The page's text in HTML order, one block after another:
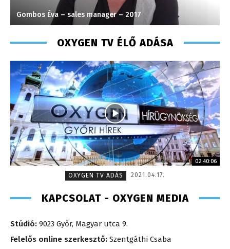
Gombos Éva – sales manager – 2017
OXYGEN TV ÉLŐ ADÁSA
02:40:06
OXYGEN TV ADÁS
2021.04.17.
KAPCSOLAT - OXYGEN MEDIA
Stúdió: 9023 Győr, Magyar utca 9.
Felelős online szerkesztő: Szentgáthi Csaba